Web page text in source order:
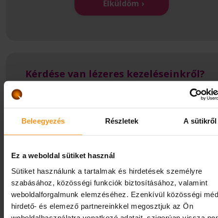
Beleegyezés Részletek A sütikről
Ez a weboldal sütiket használ
Sütiket használunk a tartalmak és hirdetések személyre
szabásához, közösségi funkciók biztosításához, valamint
weboldalforgalmunk elemzéséhez. Ezenkívül közösségi
hirdető- és elemező partnereinkkel megosztjuk az Ön
Elküldöm
Kérdése van lézeres kezeléseinkről?
Forduljon kollégáinkhoz bizalommal, szakorvosunk
nyújtunk.
+3683501190
Kapcsolatfelvétel